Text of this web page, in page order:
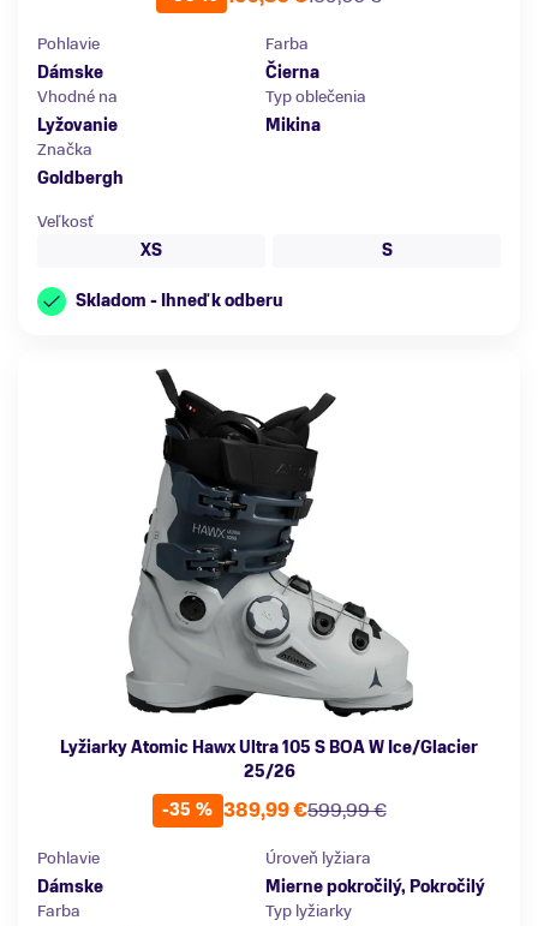
Pohlavie
Dámske
Farba
Čierna
Vhodné na
Lyžovanie
Typ oblečenia
Mikina
Značka
Goldbergh
Veľkosť
XS
S
Skladom - Ihneď k odberu
Lyžiarky Atomic Hawx Ultra 105 S BOA W Ice/Glacier
25/26
-35 %
599,99 €
389,99 €
Pohlavie
Dámske
Úroveň lyžiara
Mierne pokročilý, Pokročilý
Farba
Typ lyžiarky